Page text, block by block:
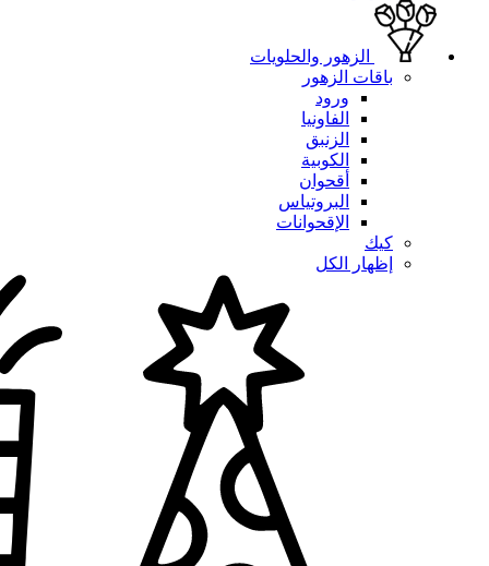
الزهور والحلويات
باقات الزهور
ورود
الفاونيا
الزنبق
الكوبية
أقحوان
البروتياس
الإقحوانات
كيك
إظهار الكل